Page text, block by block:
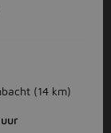
(14 km)